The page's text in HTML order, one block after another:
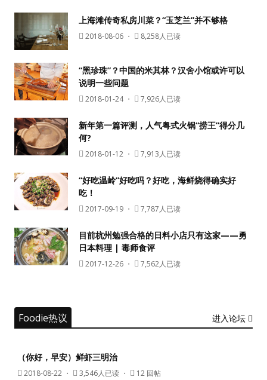
上海滩传奇私房川菜？“玉芝兰”并不够格
2018-08-06 ・ 8,258人已读
“黑珍珠”？中国的米其林？汉舍小馆或许可以
说明一些问题
2018-01-24・ 7,926人已读
新年第一篇评测，人气粤式火锅“捞王”得分几
何?
2018-01-12 ・ 7,913人已读
“好吃温岭”好吃吗？好吃，海鲜烧得确实好
吃！
2017-09-19 ・ 7,787人已读
目前杭州勉强合格的日料小店只有这家——勇
日本料理 | 毒师食评
2017-12-26 ・ 7,562人已读
Foodie热议 进入论坛
（你好，早安）鲜虾三明治
2018-08-22 ・ 3,546人已读 ・ 12 回帖